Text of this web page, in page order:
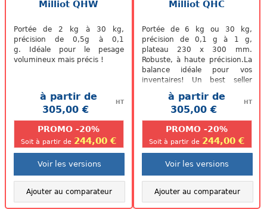
Milliot QHW
Portée de 2 kg à 30 kg,
précision de 0,5g à 0,1
g. Idéale pour le pesage
volumineux mais précis !
à partir de
305,00 €
HT
PROMO -20%
Soit à partir de 244,00 €
Voir les versions
Ajouter au comparateur
Milliot QHC
Portée de 6 kg ou 30 kg,
précision de 0,1 g à 1 g,
plateau 230 x 300 mm.
Robuste, à haute précision.La
balance idéale pour vos
inventaires! Un best seller
dans son domaine grâce à sa
robustesse...à partir de
305,00 €
HT
PROMO -20%
Soit à partir de 244,00 €
Voir les versions
Ajouter au comparateur